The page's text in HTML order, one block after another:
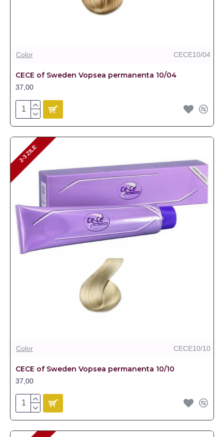
Color CECE10/04
CECE of Sweden Vopsea permanenta 10/04
37,00
2-3 ZILE
2-3 ZILE
Color CECE10/10
CECE of Sweden Vopsea permanenta 10/10
37,00